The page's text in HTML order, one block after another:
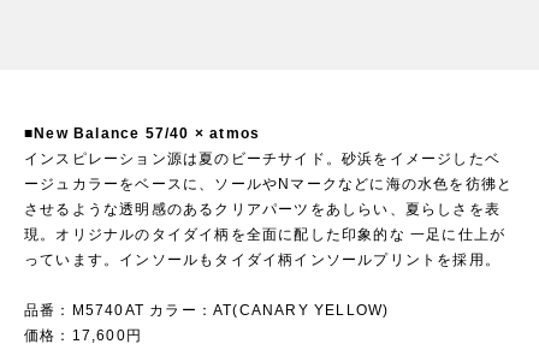
■New Balance 57/40 × atmos
インスピレーション源は夏のビーチサイド。砂浜をイメージしたベ
ージュカラーをベースに、ソールやNマークなどに海の水色を彷彿と
させるような透明感のあるクリアパーツをあしらい、夏らしさを表
現。オリジナルのタイダイ柄を全面に配した印象的な 一足に仕上が
っています。インソールもタイダイ柄インソールプリントを採用。
品番：M5740AT カラー：AT(CANARY YELLOW)
価格：17,600円